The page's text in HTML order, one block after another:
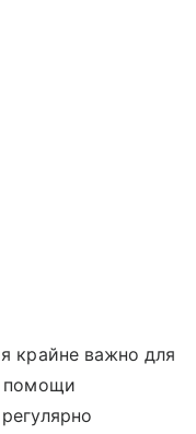
крайне важно для
помощи